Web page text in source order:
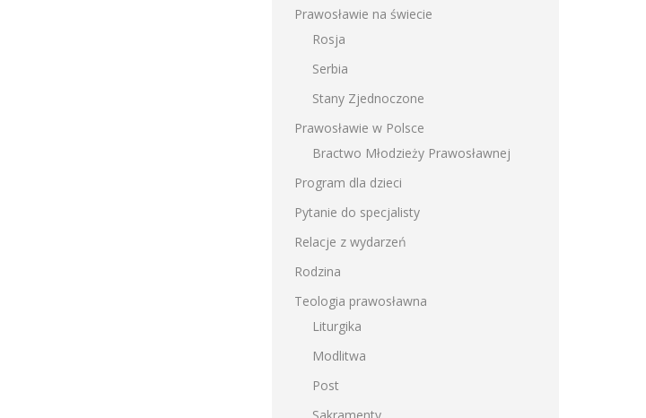
Prawosławie na świecie
Rosja
Serbia
Stany Zjednoczone
Prawosławie w Polsce
Bractwo Młodzieży Prawosławnej
Program dla dzieci
Pytanie do specjalisty
Relacje z wydarzeń
Rodzina
Teologia prawosławna
Liturgika
Modlitwa
Post